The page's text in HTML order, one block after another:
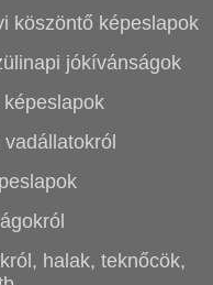
köszöntő képeslapok
jókívánságok
halak, teknőcök,